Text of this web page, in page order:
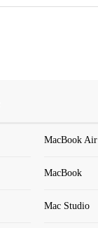
MacBook Air
MacBook
Mac Studio